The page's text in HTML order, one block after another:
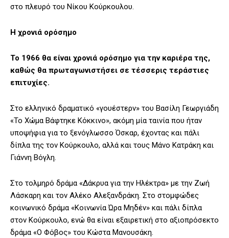
στο πλευρό του Νίκου Κούρκουλου.
Η χρονιά ορόσημο
Το 1966 θα είναι χρονιά ορόσημο για την καριέρα της,
καθώς θα πρωταγωνιστήσει σε τέσσερις τεράστιες
επιτυχίες.
Στο ελληνικό δραματικό «γουέστερν» του Βασίλη Γεωργιάδη
«Το Χώμα Βάφτηκε Κόκκινο», ακόμη μία ταινία που ήταν
υποψήφια για το ξενόγλωσσο Όσκαρ, έχοντας και πάλι
δίπλα της τον Κούρκουλο, αλλά και τους Μάνο Κατράκη και
Γιάννη Βόγλη.
Στο τολμηρό δράμα «Δάκρυα για την Ηλέκτρα» με την Ζωή
Λάσκαρη και τον Αλέκο Αλεξανδράκη. Στο στομφώδες
κοινωνικό δράμα «Κοινωνία Ώρα Μηδέν» και πάλι δίπλα
στον Κούρκουλο, ενώ θα είναι εξαιρετική στο αξιοπρόσεκτο
δράμα «Ο Φόβος» του Κώστα Μανουσάκη.